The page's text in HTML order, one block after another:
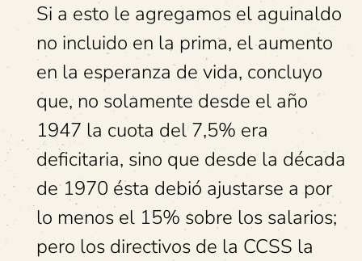
Si a esto le agregamos el aguinaldo
no incluido en la prima, el aumento
en la esperanza de vida, concluyo
que, no solamente desde el año
1947 la cuota del 7,5% era
deficitaria, sino que desde la década
de 1970 ésta debió ajustarse a por
lo menos el 15% sobre los salarios;
pero los directivos de la CCSS la